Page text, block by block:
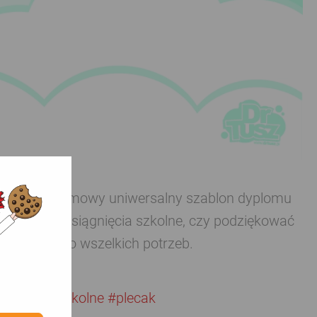
Nasz darmowy uniwersalny szablon dyplomu
za osiągnięcia szkolne, czy podziękować
do wszelkich potrzeb.
szkolne #plecak